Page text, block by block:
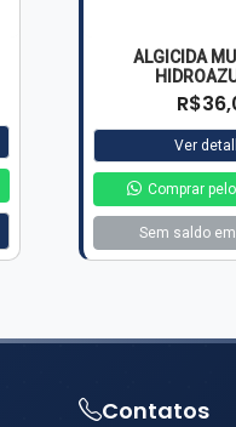
ALGICIDA
Ver
Comprar
Sem saldo
Contatos